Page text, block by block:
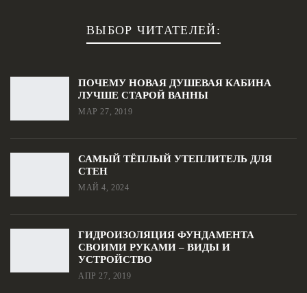
ВЫБОР ЧИТАТЕЛЕЙ:
ПОЧЕМУ НОВАЯ ДУШЕВАЯ КАБИНА
ЛУЧШЕ СТАРОЙ ВАННЫ
МАР 27, 2019
САМЫЙ ТЁПЛЫЙ УТЕПЛИТЕЛЬ ДЛЯ
СТЕН
МАЙ 4, 2024
ГИДРОИЗОЛЯЦИЯ ФУНДАМЕНТА
СВОИМИ РУКАМИ – ВИДЫ И
УСТРОЙСТВО
АПР 27, 2019